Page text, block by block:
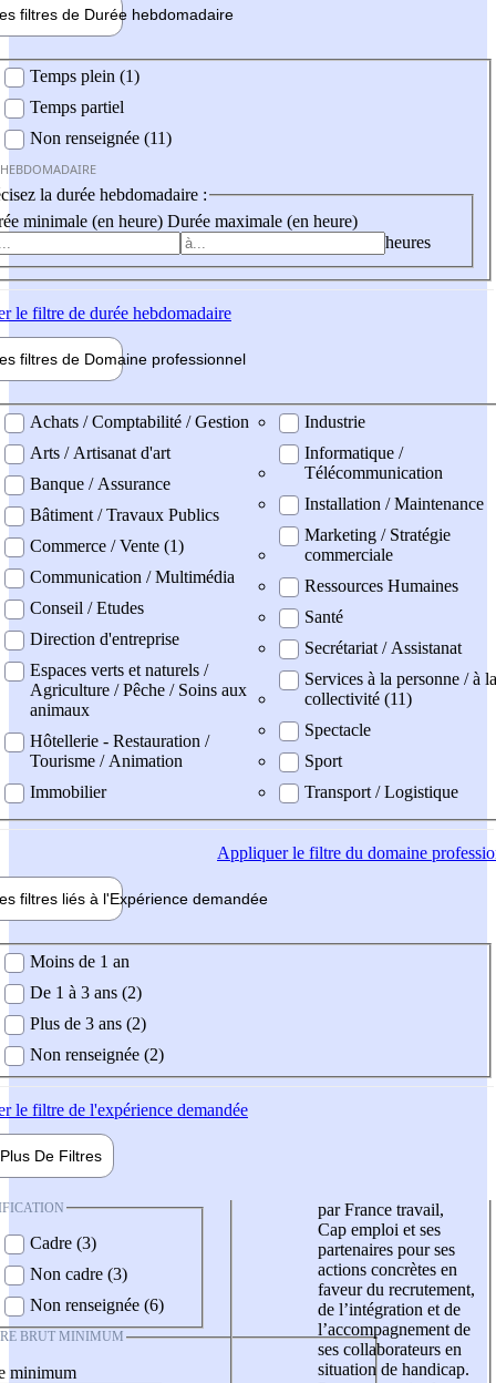
filtres de Durée hebdomadaire
Temps plein (1)
Temps partiel
Non renseignée (11)
la durée hebdomadaire :
minimale (en heure) Durée maximale (en heure)
heures
le filtre de durée hebdomadaire
filtres de Domaine professionnel
professionel
Achats / Comptabilité / Gestion
Arts / Artisanat d'art
Banque / Assurance
Bâtiment / Travaux Publics
Commerce / Vente (1)
Communication / Multimédia
Conseil / Etudes
Direction d'entreprise
Espaces verts et naturels /
Agriculture / Pêche / Soins aux
animaux
Hôtellerie - Restauration /
Tourisme / Animation
Immobilier
Industrie
Informatique /
Télécommunication
Installation / Maintenance
Marketing / Stratégie
commerciale
Ressources Humaines
Santé
Secrétariat / Assistanat
Services à la personne / à la
collectivité (11)
Spectacle
Sport
Transport / Logistique
Appliquerle filtre du domaine
filtres liés à l'Expérience demandée
demandée
Moins de 1 an
De 1 à 3 ans (2)
Plus de 3 ans (2)
Non renseignée (2)
le filtre de l'expérience demandée
Plus De Filtres
Cadre (3)
Non cadre (3)
Non renseignée (6)
BRUT MINIMUM
minimum
par France travail,
Cap emploi et ses
partenaires pour ses
actions concrètes en
faveur du recrutement,
de l’intégration et de
l’accompagnement de
ses collaborateurs en
situation de handicap.